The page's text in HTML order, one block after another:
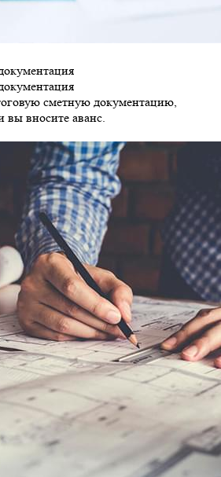
сметную документацию,
вы вносите аванс.